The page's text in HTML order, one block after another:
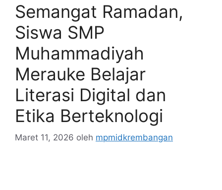
Semangat Ramadan,
Siswa SMP
Muhammadiyah
Merauke Belajar
Literasi Digital dan
Etika Berteknologi
Maret 11, 2026 oleh mpmidkrembangan